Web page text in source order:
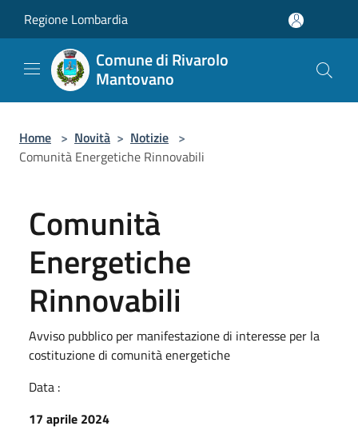
Regione Lombardia
Comune di Rivarolo
Mantovano
Home > Novità > Notizie >
Comunità Energetiche Rinnovabili
Comunità
Energetiche
Rinnovabili
Avviso pubblico per manifestazione di interesse per la
costituzione di comunità energetiche
Data :
17 aprile 2024